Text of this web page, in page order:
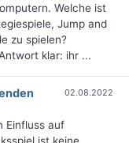
Welche ist
Jump and
zu spielen?
klar: ihr ...
02.08.2022
Einfluss auf